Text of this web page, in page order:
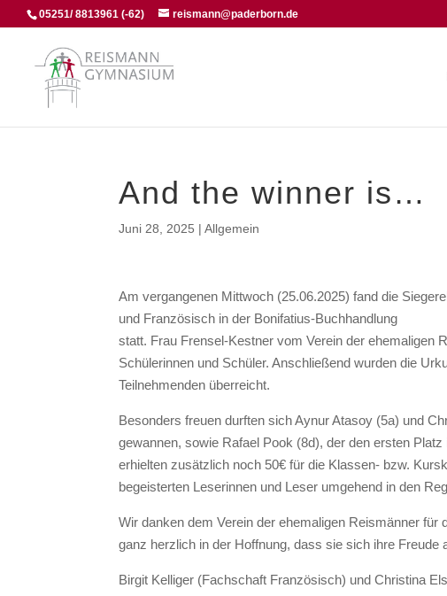
05251/ 8813961 (-62) reismann@paderborn.de
And the winner is…
Juni 28, 2025 |Allgemein
Am vergangenen Mittwoch (25.06.2025) fand die
und Französisch in der Bonifatius-Buchhandlung
statt. Frau Frensel-Kestner vom Verein der ehemaligen
Schülerinnen und Schüler. Anschließend wurden die
Teilnehmenden überreicht.
Besonders freuen durften sich Aynur Atasoy (5a) und
gewannen, sowie Rafael Pook (8d), der den ersten
erhielten zusätzlich noch 50€ für die Klassen- bzw.
begeisterten Leserinnen und Leser umgehend in den
Wir danken dem Verein der ehemaligen Reismänner für
ganz herzlich in der Hoffnung, dass sie sich ihre Freude
Birgit Kelliger (Fachschaft Französisch) und Christina